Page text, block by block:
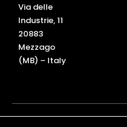
Via delle
Industrie, 11
20883
Mezzago
(MB) – Italy